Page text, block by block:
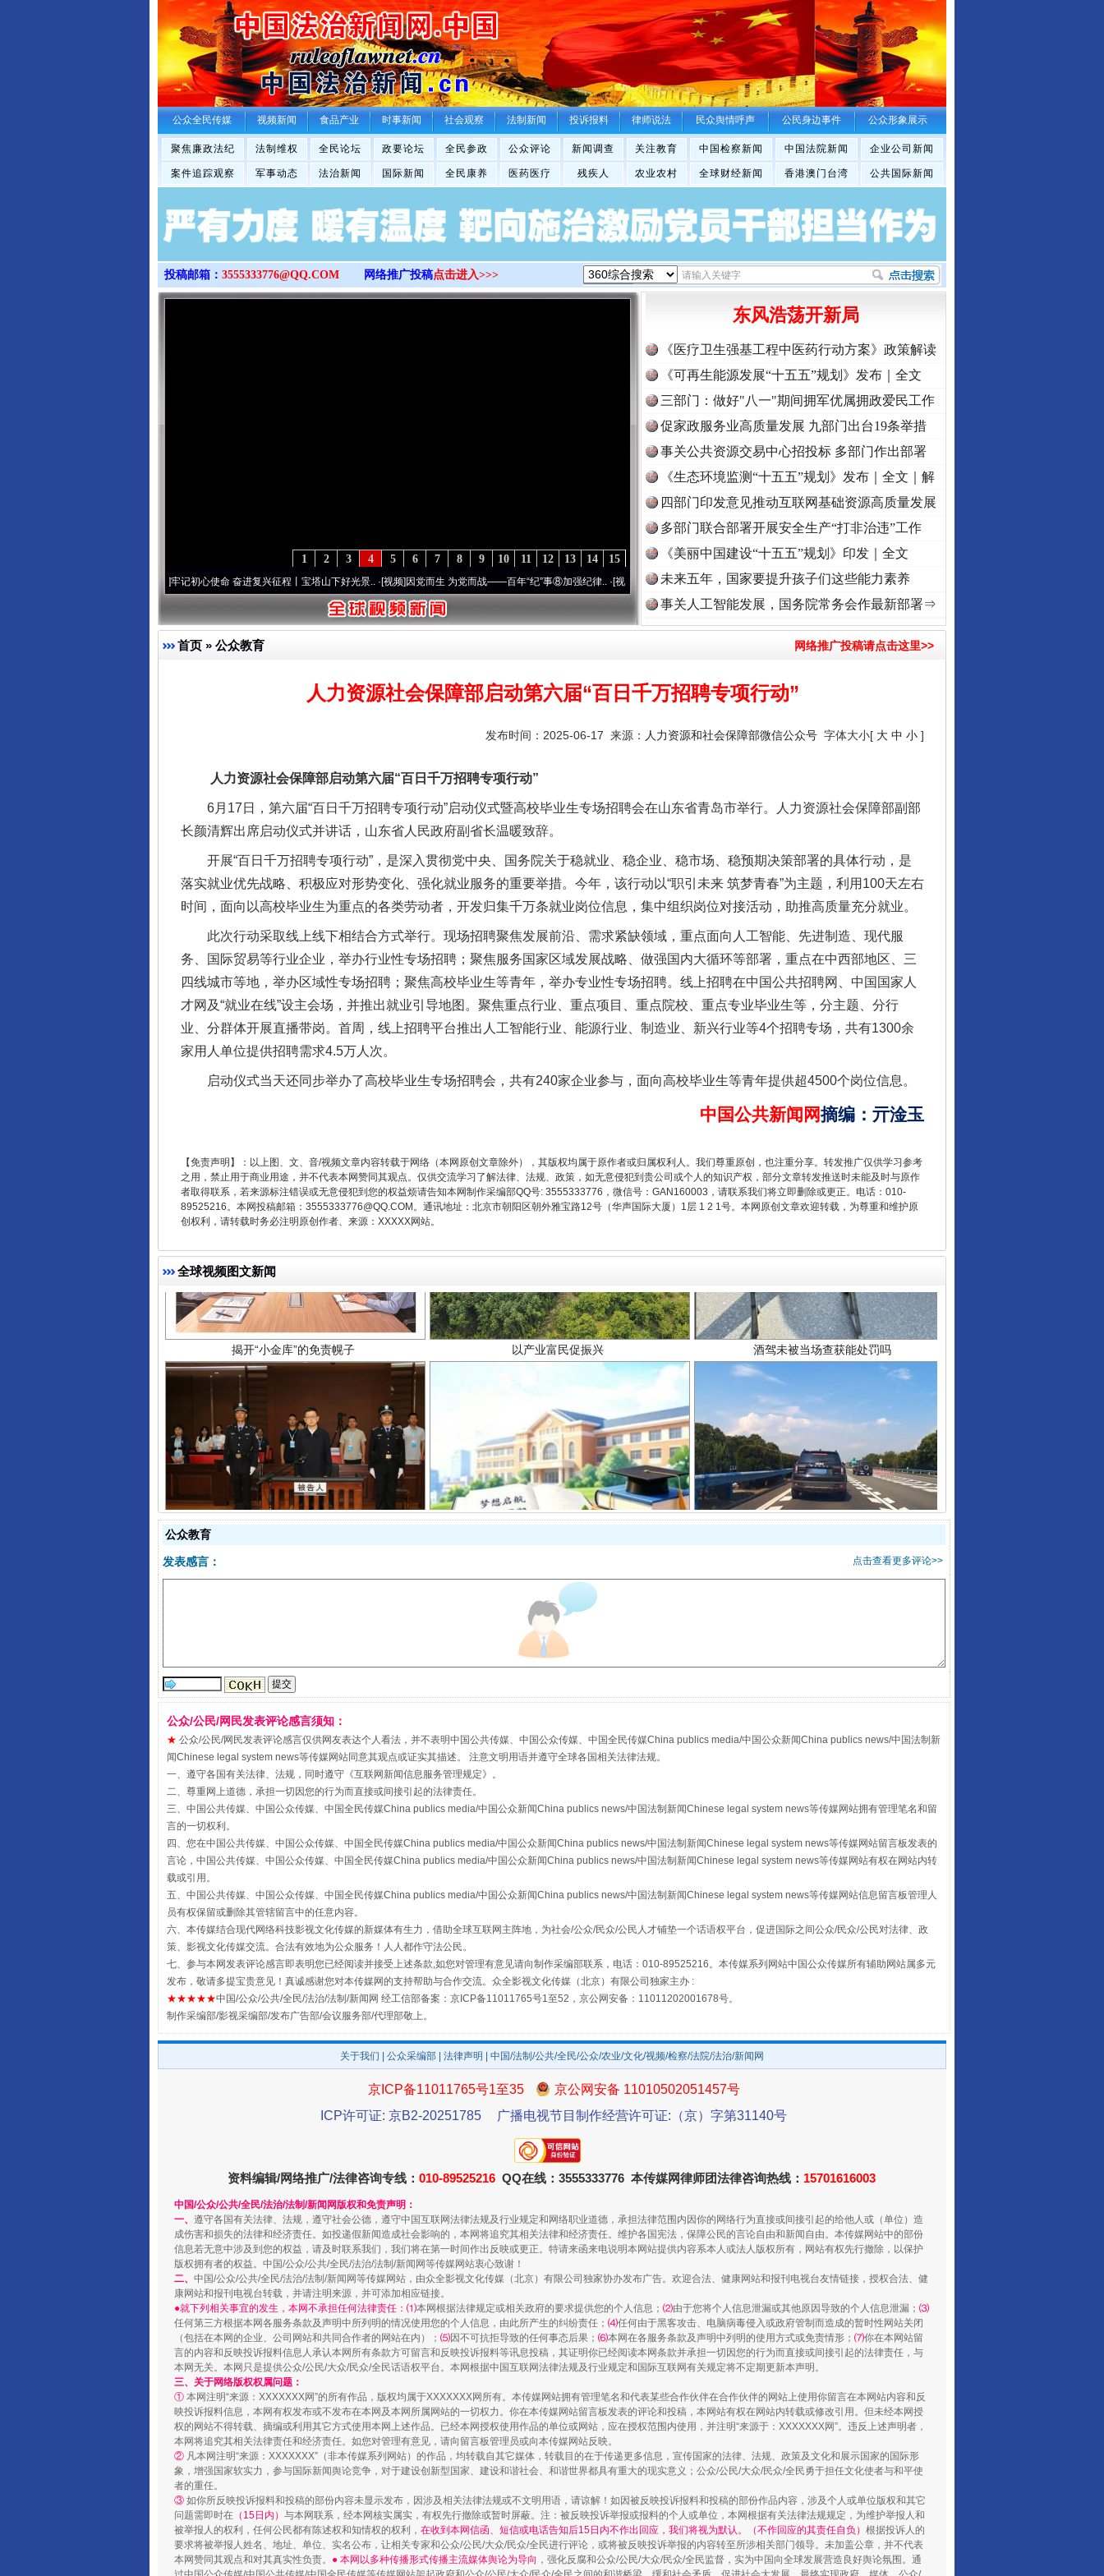
>
公众全民传媒 视频新闻 食品产业 时事新闻 社会观察 法制新闻 投诉报料 律师说法 民众舆情呼声 公民身边事件 公众形象展示
聚焦廉政法纪 法制维权 全民论坛 政要论坛 全民参政 公众评论 新闻调查 关注教育 中国检察新闻 中国法院新闻 企业公司新闻
案件追踪观察 军事动态 法治新闻 国际新闻 全民康养 医药医疗 残疾人 农业农村 全球财经新闻 香港澳门台湾 公共国际新闻
投稿邮箱： 3555333776@QQ.COM 网络推广投稿点击进入>>>
15
14
13
12
11
10
9
8
7
6
5
4
3
2
1
牢记初心使命 奋进复兴征程丨宝塔山下好光景..·[视频]因党而生 为党而战——百年“纪”事⑧加强纪律..·[视频]牢记初心使命 奋进复兴征程丨“转折之城”激荡..·[视频]牢记初心使命 奋进复兴征程丨红船起航处 潮起..
东风浩荡开新局
《医疗卫生强基工程中医药行动方案》政策解读
《可再生能源发展“十五五”规划》发布｜全文
三部门：做好"八一"期间拥军优属拥政爱民工作
促家政服务业高质量发展 九部门出台19条举措
事关公共资源交易中心招投标 多部门作出部署
《生态环境监测“十五五”规划》发布｜全文｜解
读
四部门印发意见推动互联网基础资源高质量发展
多部门联合部署开展安全生产“打非治违”工作
《美丽中国建设“十五五”规划》印发｜全文
未来五年，国家要提升孩子们这些能力素养
事关人工智能发展，国务院常务会作最新部署⇒
首页 » 公众教育 网络推广投稿请点击这里>>
人力资源社会保障部启动第六届“百日千万招聘专项行动”
发布时间：2025-06-17 来源： 人力资源和社会保障部微信公众号 字体大小[ 大 中 小 ]
人力资源社会保障部启动第六届“百日千万招聘专项行动”
6月17日，第六届“百日千万招聘专项行动”启动仪式暨高校毕业生专场招聘会在山东省青岛市举行。人力资源社会保障部副部
长颜清辉出席启动仪式并讲话，山东省人民政府副省长温暖致辞。
开展“百日千万招聘专项行动”，是深入贯彻党中央、国务院关于稳就业、稳企业、稳市场、稳预期决策部署的具体行动，是
落实就业优先战略、积极应对形势变化、强化就业服务的重要举措。今年，该行动以“职引未来 筑梦青春”为主题，利用100天左右
时间，面向以高校毕业生为重点的各类劳动者，开发归集千万条就业岗位信息，集中组织岗位对接活动，助推高质量充分就业。
此次行动采取线上线下相结合方式举行。现场招聘聚焦发展前沿、需求紧缺领域，重点面向人工智能、先进制造、现代服
务、国际贸易等行业企业，举办行业性专场招聘；聚焦服务国家区域发展战略、做强国内大循环等部署，重点在中西部地区、三
四线城市等地，举办区域性专场招聘；聚焦高校毕业生等青年，举办专业性专场招聘。线上招聘在中国公共招聘网、中国国家人
才网及“就业在线”设主会场，并推出就业引导地图。聚焦重点行业、重点项目、重点院校、重点专业毕业生等，分主题、分行
业、分群体开展直播带岗。首周，线上招聘平台推出人工智能行业、能源行业、制造业、新兴行业等4个招聘专场，共有1300余
家用人单位提供招聘需求4.5万人次。
启动仪式当天还同步举办了高校毕业生专场招聘会，共有240家企业参与，面向高校毕业生等青年提供超4500个岗位信息。
中国公共新闻网摘编 ： 亓淦玉
【免责声明】：以上图、文、音/视频文章内容转载于网络（本网原创文章除外），其版权均属于原作者或归属权利人。我们尊重原创，也注重分享。转发推广仅供学习参考
之用，禁止用于商业用途，并不代表本网赞同其观点。仅供交流学习了解法律、法规、政策，如无意侵犯到贵公司或个人的知识产权，部分文章转发推送时未能及时与原作
者取得联系，若来源标注错误或无意侵犯到您的权益烦请告知本网制作采编部QQ号: 3555333776，微信号：GAN160003，请联系我们将立即删除或更正。电话：010-
89525216。本网投稿邮箱：3555333776@QQ.COM。通讯地址：北京市朝阳区朝外雅宝路12号（华声国际大厦）1层 1 2 1号。本网原创文章欢迎转载，为尊重和维护原
创权利，请转载时务必注明原创作者、来源：XXXXX网站。
全球视频图文新闻
完善运行机制助力责任有效落实 一纸欠条伤亲情 巡回调解促和解..
东山县通报“牛蛙产品抗生素超标问题” 法徽映军营 权益有保障
千年窑火 生生不息
揭开“小金库”的免责幌子
受贿1.44亿！段成刚被判无期 从幼儿园到大学，有这些资助 “后车司机肯定在骂我”
全民健身五年计划来了！等你上场 事关残疾人未来5年 让传统村落焕发生机
阿坝州三大球赛在茂县开幕 规模最大的光氢储一体化项目 走走走！国家喊你健身啦
镜头丨大暑三秋近
扯下公款旅游的“隐身衣” 如何以同查同治破解风腐交织难题 养老服务师职业资格制度暂行规定
公众教育
点击查看更多评论>>
发表感言：
公众/公民/网民发表评论感言须知：
★ 公众/公民/网民发表评论感言仅供网友表达个人看法，并不表明中国公共传媒、中国公众传媒、中国全民传媒China publics media/中国公众新闻China publics news/中国法制新
闻Chinese legal system news等传媒网站同意其观点或证实其描述。 注意文明用语并遵守全球各国相关法律法规。
一、遵守各国有关法律、法规，同时遵守《互联网新闻信息服务管理规定》。
二、尊重网上道德，承担一切因您的行为而直接或间接引起的法律责任。
三、中国公共传媒、中国公众传媒、中国全民传媒China publics media/中国公众新闻China publics news/中国法制新闻Chinese legal system news等传媒网站拥有管理笔名和留
言的一切权利。
四、您在中国公共传媒、中国公众传媒、中国全民传媒China publics media/中国公众新闻China publics news/中国法制新闻Chinese legal system news等传媒网站留言板发表的
言论，中国公共传媒、中国公众传媒、中国全民传媒China publics media/中国公众新闻China publics news/中国法制新闻Chinese legal system news等传媒网站有权在网站内转
载或引用。
五、中国公共传媒、中国公众传媒、中国全民传媒China publics media/中国公众新闻China publics news/中国法制新闻Chinese legal system news等传媒网站信息留言板管理人
员有权保留或删除其管辖留言中的任意内容。
六、本传媒结合现代网络科技影视文化传媒的新媒体有生力，借助全球互联网主阵地，为社会/公众/民众/公民人才铺垫一个话语权平台，促进国际之间公众/民众/公民对法律、政
策、影视文化传媒交流。合法有效地为公众服务！人人都作守法公民。
七、参与本网发表评论感言即表明您已经阅读并接受上述条款,如您对管理有意见请向制作采编部联系，电话：010-89525216。本传媒系列网站中国公众传媒所有辅助网站属多元
发布，敬请多提宝贵意见！真诚感谢您对本传媒网的支持帮助与合作交流。众全影视文化传媒（北京）有限公司独家主办 :
★★★★★中国/公众/公共/全民/法治/法制/新闻网 经工信部备案：京ICP备11011765号1至52，京公网安备：11011202001678号。
制作采编部/影视采编部/发布广告部/会议服务部/代理部敬上。
关于我们 公众采编部 法律声明 | 中国/法制/公共/全民/公众/农业/文化/视频/检察/法院/法治/新闻网
京ICP备11011765号1至35
京公网安备 11010502051457号
ICP许可证: 京B2-20251785
广播电视节目制作经营许可证:（京）字第31140号
资料编辑/网络推广/法律咨询专线： 010-89525216 QQ在线：3555333776 本传媒网律师团法律咨询热线： 15701616003
中国/公众/公共/全民/法治/法制/新闻网版权和免责声明：
一、 遵守各国有关法律、法规，遵守社会公德，遵守中国互联网法律法规及行业规定和网络职业道德，承担法律范围内因你的网络行为直接或间接引起的给他人或（单位）造
成伤害和损失的法律和经济责任。如投递假新闻造成社会影响的，本网将追究其相关法律和经济责任。维护各国宪法，保障公民的言论自由和新闻自由。本传媒网站中的部份
信息若无意中涉及到您的权益，请及时联系我们，我们将在第一时间作出反映或更正。特请来函来电说明本网站提供内容系本人或法人版权所有，网站有权先行撤除，以保护
版权拥有者的权益。中国/公众/公共/全民/法治/法制/新闻网等传媒网站衷心致谢！
二、 中国/公众/公共/全民/法治/法制/新闻网等传媒网站，由众全影视文化传媒（北京）有限公司独家协办发布广告。欢迎合法、健康网站和报刊电视台友情链接，授权合法、健
康网站和报刊电视台转载，并请注明来源，并可添加相应链接。
●就下列相关事宜的发生，本网不承担任何法律责任：⑴本网根据法律规定或相关政府的要求提供您的个人信息； ⑵由于您将个人信息泄漏或其他原因导致的个人信息泄漏； ⑶
任何第三方根据本网各服务条款及声明中所列明的情况使用您的个人信息，由此所产生的纠纷责任； ⑷任何由于黑客攻击、电脑病毒侵入或政府管制而造成的暂时性网站关闭
（包括在本网的企业、公司网站和共同合作者的网站在内）； ⑸因不可抗拒导致的任何事态后果； ⑹本网在各服务条款及声明中列明的使用方式或免责情形； ⑺你在本网站留
言的内容和反映投诉报料信息人承认本网所有条款方可留言和反映投诉报料等讯息投稿，其证明你已经阅读本网条款并承担一切因您的行为而直接或间接引起的法律责任，与
本网无关。本网只是提供公众/公民/大众/民众/全民话语权平台。本网根据中国互联网法律法规及行业规定和国际互联网有关规定将不定期更新本声明。
三、关于网络版权权属问题：
① 本网注明“来源：XXXXXXX网”的所有作品，版权均属于XXXXXXX网所有。本传媒网站拥有管理笔名和代表某些合作伙伴在合作伙伴的网站上使用你留言在本网站内容和反
映投诉报料信息，本网有权发布或不发布在本网及本网所属网站的一切权力。你在本传媒网站留言板发表的评论和投稿，本网站有权在网站内转载或修改引用。但未经本网授
权的网站不得转载、摘编或利用其它方式使用本网上述作品。已经本网授权使用作品的单位或网站，应在授权范围内使用，并注明“来源于：XXXXXXX网”。违反上述声明者，
本网将追究其相关法律责任和经济责任。如您对管理有意见，请向留言板管理员或向本传媒网站反映。
② 凡本网注明“来源：XXXXXXX”（非本传媒系列网站）的作品，均转载自其它媒体，转载目的在于传递更多信息，宣传国家的法律、法规、政策及文化和展示国家的国际形
象，增强国家软实力，参与国际新闻舆论竞争，对于建设创新型国家、建设和谐社会、和谐世界都具有重大的现实意义；公众/公民/大众/民众/全民勇于担任文化使者与和平使
者的重任。
③ 如你所反映投诉报料和投稿的部份内容未显示发布，因涉及相关法律法规或不文明用语，请谅解！如因被反映投诉报料和投稿的部份作品内容，涉及个人或单位版权和其它
问题需即时在 （15日内） 与本网联系，经本网核实属实，有权先行撤除或暂时屏蔽。注：被反映投诉举报或报料的个人或单位，本网根据有关法律法规规定，为维护举报人和
被举报人的权利，任何公民都有陈述权和知情权的权利， 在收到本网信函、短信或电话告知后15日内不作出回应，我们将视为默认。（不作回应的其责任自负） 根据投诉人的
要求将被举报人姓名、地址、单位、实名公布，让相关专家和公众/公民/大众/民众/全民进行评论，或将被反映投诉举报的内容转至所涉相关部门领导。未加盖公章，并不代表
本网赞同其观点和对其真实性负责。 ● 本网以多种传播形式传播主流媒体舆论为导向 ，强化反腐和公众/公民/大众/民众/全民监督，实为中国向全球发展营造良好舆论氛围。通